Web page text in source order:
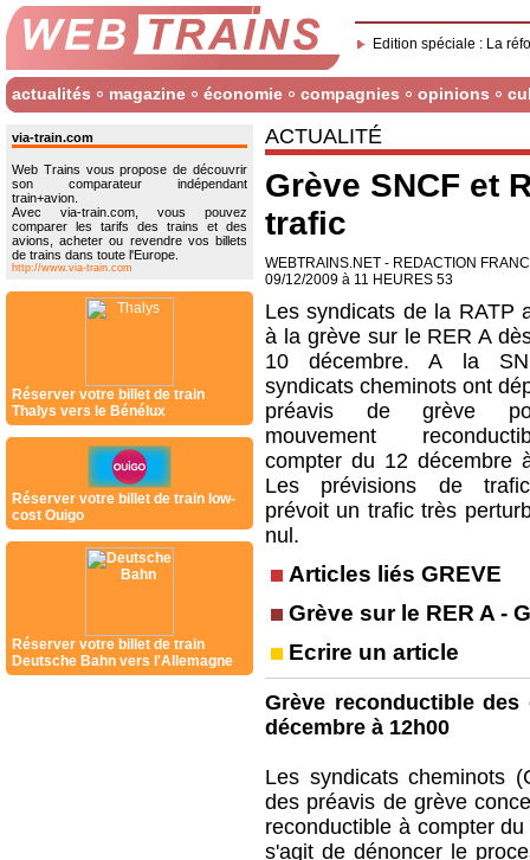
Edition spéciale : La
actualités magazine économie compagnies opinions
via-train.com
Web Trains vous propose de découvrir
son comparateur indépendant
train+avion.
Avec via-train.com, vous pouvez
comparer les tarifs des trains et des
avions, acheter ou revendre vos billets
de trains dans toute l'Europe.
http://www.via-train.com
Réserver votre billet de train
Thalys vers le Bénélux
Réserver votre billet de train low-
cost Ouigo
Réserver votre billet de train
Deutsche Bahn vers l'Allemagne
ACTUALITÉ
Grève SNCF et
trafic
WEBTRAINS.NET - REDACTION
09/12/2009 à 11 HEURES 53
Les syndicats de la RATP
à la grève sur le RER A
10 décembre. A la
syndicats cheminots ont
préavis de grève
mouvement
compter du 12 décembre
Les prévisions de
prévoit un trafic très
nul.
Articles liés GREVE
Grève sur le RER A -
Ecrire un article
Grève reconductible
décembre à 12h00
Les syndicats cheminots
des préavis de grève
reconductible à compter
s'agit de dénoncer le